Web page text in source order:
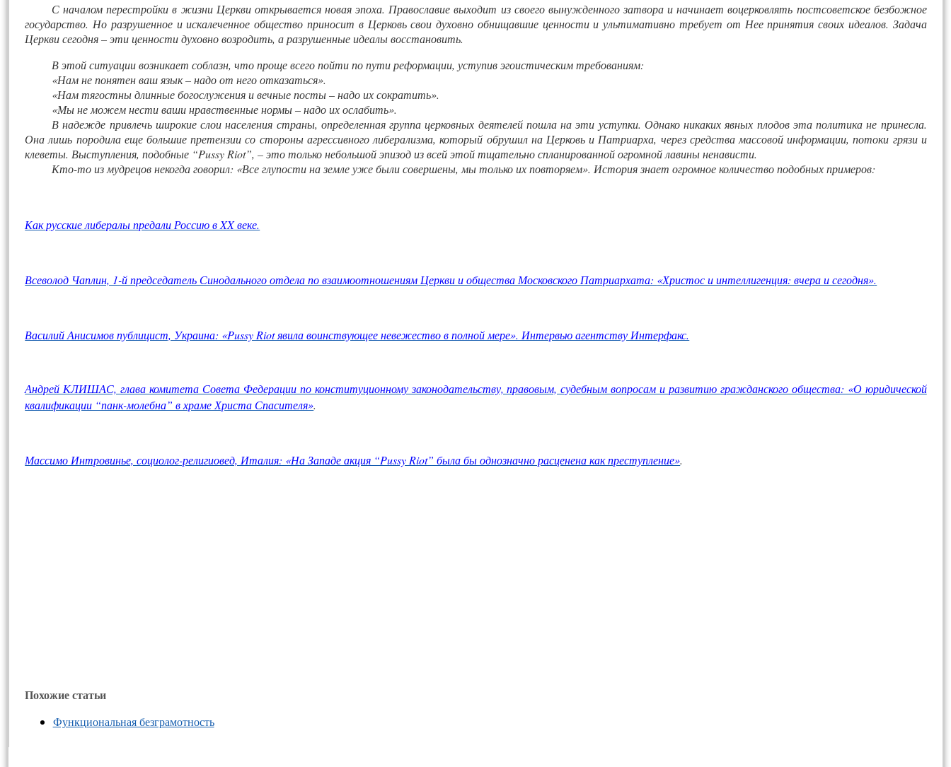
С началом перестройки в жизни Церкви открывается новая эпоха. Православие выходит из своего вынужденного затвора и начинает воцерковлять постсоветское безбожное
государство. Но разрушенное и искалеченное общество приносит в Церковь свои духовно обнищавшие ценности и ультимативно требует от Нее принятия своих идеалов. Задача
Церкви сегодня – эти ценности духовно возродить, а разрушенные идеалы восстановить.
В этой ситуации возникает соблазн, что проще всего пойти по пути реформации, уступив эгоистическим требованиям:
«Нам не понятен ваш язык – надо от него отказаться».
«Нам тягостны длинные богослужения и вечные посты – надо их сократить».
«Мы не можем нести ваши нравственные нормы – надо их ослабить».
В надежде привлечь широкие слои населения страны, определенная группа церковных деятелей пошла на эти уступки. Однако никаких явных плодов эта политика не принесла.
Она лишь породила еще большие претензии со стороны агрессивного либерализма, который обрушил на Церковь и Патриарха, через средства массовой информации, потоки грязи и
клеветы. Выступления, подобные “Pus­sy Ri­ot”, – это только небольшой эпизод из всей этой тщательно спланированной огромной лавины ненависти.
Кто-то из мудрецов некогда говорил: «Все глупости на земле уже были совершены, мы только их повторяем». История знает огромное количество подобных примеров:
Как русс­кие ли­бера­лы пре­дали Рос­сию в XX ве­ке.
Всеволод Чаплин, 1-й председатель Синодального отдела по взаимоотношениям Церкви и общества Московского Патриархата: «Христос и интеллигенция: вчера и сегодня».
Василий Анисимов публицист, Украина: «Pussy Riot явила воинствующее невежество в полной мере». Интервью агентству Интерфакс.
Андрей КЛИШАС, глава комитета Совета Федерации по конституционному законодательству, правовым, судебным вопросам и развитию гражданского общества: «О юридической
квалификации “панк-молебна” в храме Христа Спасителя».
Массимо Интровинье, социолог-религиовед, Италия: «На Западе акция “Pussy Riot” была бы однозначно расценена как преступление».
Похожие статьи
Функциональная безграмотность